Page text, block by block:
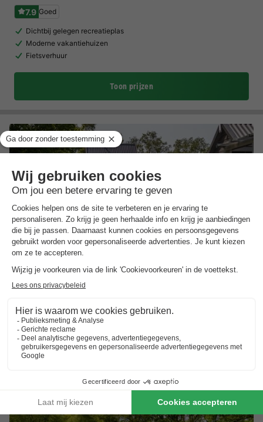
7.9 Goed
Dichtbij gelegen recreatieplas
Moderne vakantiehuizen
Fietsverhuur
Toon prijzen
Camping de Vossenburcht
Overijssel ,Ijhorst (17,5 km van Slagharen) Kaart
7.9 Goed
Bosrijke omgeving
Verwarmd buitenzwembad
Dierenpark Emmen